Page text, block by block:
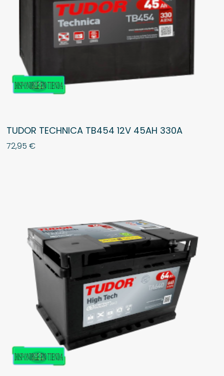
TUDOR TECHNICA TB454 12V 45AH 330A
72,95€